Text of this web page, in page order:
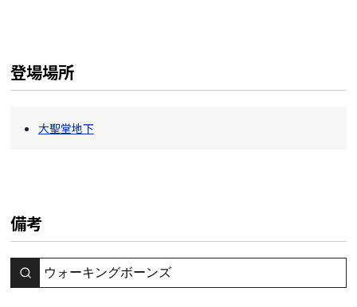
登場場所
大聖堂地下
備考